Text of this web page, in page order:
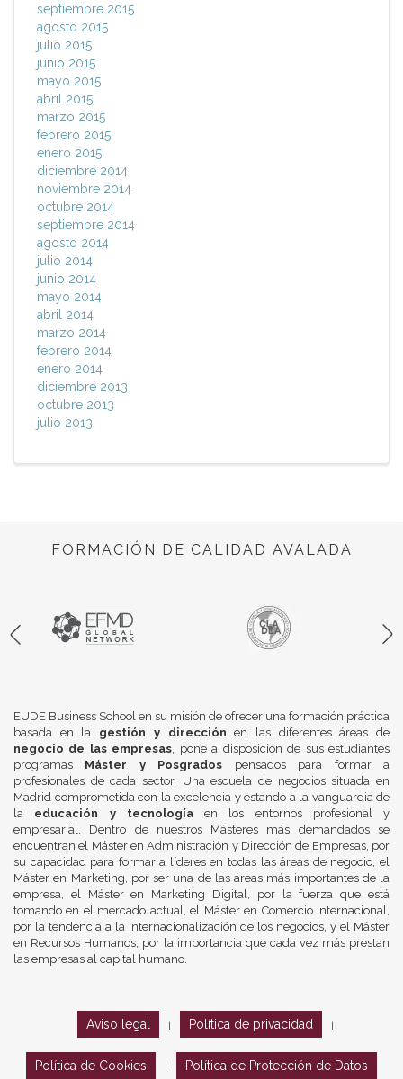
septiembre 2015
agosto 2015
julio 2015
junio 2015
mayo 2015
abril 2015
marzo 2015
febrero 2015
enero 2015
diciembre 2014
noviembre 2014
octubre 2014
septiembre 2014
agosto 2014
julio 2014
junio 2014
mayo 2014
abril 2014
marzo 2014
febrero 2014
enero 2014
diciembre 2013
octubre 2013
julio 2013
FORMACIÓN DE CALIDAD AVALADA
EUDE Business School en su misión de ofrecer una formación práctica
basada en la gestión y dirección en las diferentes áreas de
negocio de las empresas , pone a disposición de sus estudiantes
programas Máster y Posgrados pensados para formar a
profesionales de cada sector. Una escuela de negocios situada en
Madrid comprometida con la excelencia y estando a la vanguardia de
la educación y tecnologíaen los entornos profesional y
empresarial. Dentro de nuestros Másteres más demandados se
encuentran el Máster en Administración y Dirección de Empresas, por
su capacidad para formar a líderes en todas las áreas de negocio, el
Máster en Marketing, por ser una de las áreas más importantes de la
empresa, el Máster en Marketing Digital, por la fuerza que está
tomando en el mercado actual, el Máster en Comercio Internacional,
por la tendencia a la internacionalización de los negocios, y el Máster
en Recursos Humanos, por la importancia que cada vez más prestan
las empresas al capital humano.
Aviso legal Política de privacidad
Política de Cookies Política de Protección de Datos